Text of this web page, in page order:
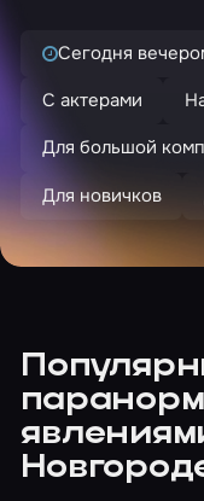
Сегодня
С актерами
Для большой
Для новичков